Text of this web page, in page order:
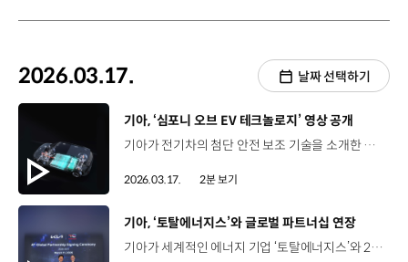
2026.03.17. 날짜 선택하기
[동영상]
기아, ‘심포니 오브 EV 테크놀로지’ 영상 공개
기아가 전기차의 첨단 안전 보조 기술을 소개한 영상 ‘심포니 오브 EV 테크놀로지’를 공개했습니다. 영상에서는 EV3, EV4, EV5 등 기아 전용 전기차에 탑재된 기술의 메커니즘을 하나의 교향곡처럼 조화롭게 구성했는데요. 페달 오조작 사고가 빈번하게 발생하고 있는 가운데, 운전자와 보행자 모두 안심할 수 있는 주행 환경을 조성한다는 의미를 담았습니다. 영상에서는 주·정차 중 페달 오조작을 감지해 가속을 억제하는 ‘페달 오조작 안전 보조’와 주행 중 과도한 가속을 제한하는 ‘가속 제한 보조’ 등 안전 보조 기술을 소개했고 가속 페달만으로 가속과 감속, 완전 정차까지 가능한 원 페달 주행 기술 ‘아이 페달 3.0’과 도로 상황에 맞게 회생 제동량을 자동 조절하는 ‘스마트 회생 제동 시스템 3.0’ 등 주행 편의 기술도 함께 다뤘습니다. 이번 영상은 일상 주행 속 첨단 안전 보조 기술이 어떻게 작동하는지 알기 쉽게 풀어냈다는 점에서 더욱 의미가 깊은데요. 기아는 앞으로도 운전자와 보행자 모두의 안전과 편의를 아우르는 전동화 기술을 고도화해 나갈 예정입니다.
2026.03.17. 2분 보기
[동영상]
기아, ‘토탈에너지스’와 글로벌 파트너십 연장
기아가 세계적인 에너지 기업 ‘토탈에너지스’와 2031년까지 글로벌 파트너십을 연장하는 업무 협약을 체결했습니다. 토탈에너지스는 프랑스에 본사를 둔 글로벌 석유·천연가스 기업으로, 전 세계 120여 개국에 진출해 있는데요. 기아와는 2011년, 첫 파트너십을 맺고 지금까지 5년 단위로 세 차례 재계약을 했습니다. 용인시 오산교육센터에서 열린 계약연장 체결식에는 기아 및 토탈에너지스 담당 임직원들이 참석했습니다. 황동환 상무 / 기아 오너십관리사업부장기아와 토탈에너지스는 지난 15년간 강력한 파트너십을 이어왔습니다. 앞으로도 50년 이상 이 협력 관계가 지속되기를 기대합니다.Kia and Total Energies have been a strong partnership for 15 years. I believe we will keep our partnership 50 years from now. 엘로디 루스 / 토탈에너지스 자동차부문 부사장이번 파트너십을 5년 더 연장하게 되어 오늘은 저희에게 매우 뜻깊은 날입니다. 앞으로도 기아와 함께 비즈니스를 지속적으로 발전시켜 나가겠으며, 우리가 이뤄온 성과에 대해 매우 자랑스럽게 생각합니다.It was again a very important day for us in order to renew this partnership for five more years. We will be there to keep developing the business and We are extremely proud of what you have done. 토탈에너지스는 앞으로 5년간 고품질 엔진오일을 경쟁력 있는 가격으로 기아의 전 세계 고객과 딜러에게 공급하고 지난 15년간 함께 진행해온 공동 프로젝트와 마케팅 역시 이어갈 예정인데요. 이 밖에도 양사는 하이브리드차를 포함한 친환경차 부문에서 협력 방향을 함께 논의하게 됩니다. 기아는 토탈에너지스와의 이번 재계약을 통해 고객 만족도와 서비스 경쟁력을 더욱 높여나갈 예정입니다.